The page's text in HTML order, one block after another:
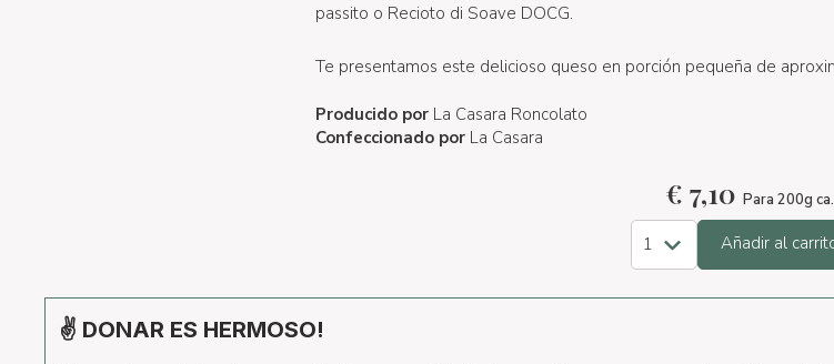
passito o Recioto di Soave DOCG.
Te presentamos este delicioso queso en porción pequeña de
Producido porLa Casara Roncolato
Confeccionado porLa Casara
€ 7,10 Para 200g ca.
Añadir al
✌ DONAR ES HERMOSO!